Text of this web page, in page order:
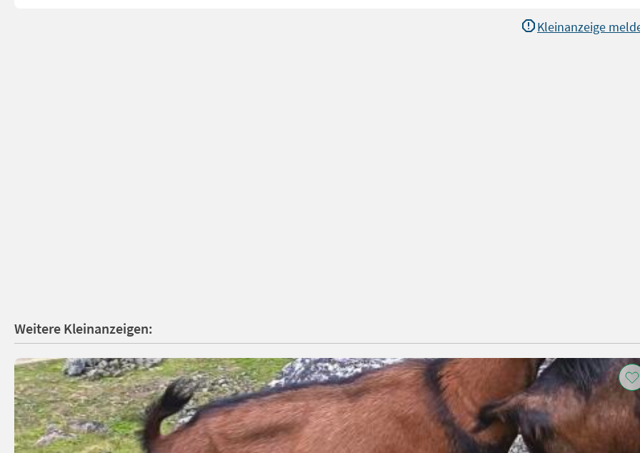
Kleinanzeige
Weitere Kleinanzeigen: